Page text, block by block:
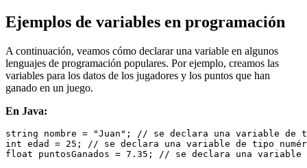
Ejemplos de variables en programación
A continuación, veamos cómo declarar una variable en algunos
lenguajes de programación populares. Por ejemplo, creamos las
variables para los datos de los jugadores y los puntos que han
ganado en un juego.
En Java:
string nombre = "Juan"; // se declara una variable de
int edad = 25; // se declara una variable de tipo